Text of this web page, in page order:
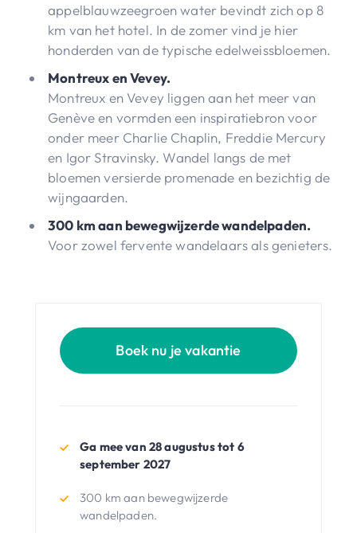
appelblauwzeegroen water bevindt zich op 8
km van het hotel. In de zomer vind je hier
honderden van de typische edelweissbloemen.
Montreux en Vevey.
Montreux en Vevey liggen aan het meer van
Genève en vormden een inspiratiebron voor
onder meer Charlie Chaplin, Freddie Mercury
en Igor Stravinsky. Wandel langs de met
bloemen versierde promenade en bezichtig de
wijngaarden.
300 km aan bewegwijzerde wandelpaden.
Voor zowel fervente wandelaars als genieters.
Boek nu je vakantie
Ga mee van 28 augustus tot 6
september 2027
300 km aan bewegwijzerde
wandelpaden.